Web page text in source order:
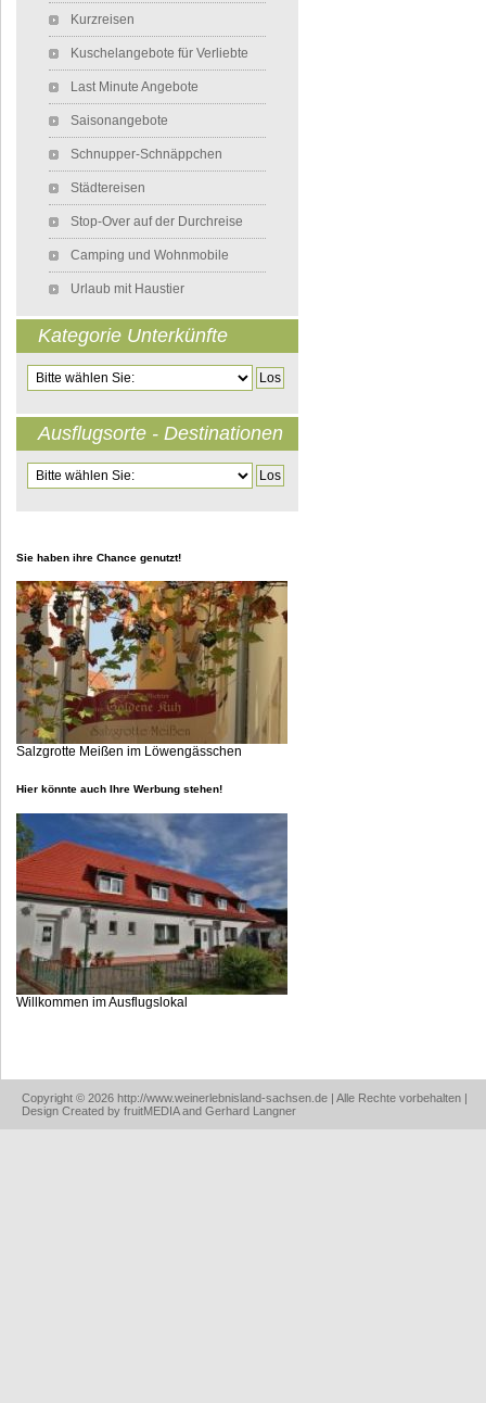
Kurzreisen
Kuschelangebote für Verliebte
Last Minute Angebote
Saisonangebote
Schnupper-Schnäppchen
Städtereisen
Stop-Over auf der Durchreise
Camping und Wohnmobile
Urlaub mit Haustier
Kategorie Unterkünfte
Zielseite
Ausflugsorte - Destinationen
Zielseite
Sie haben ihre Chance genutzt!
Salzgrotte Meißen im Löwengässchen
Hier könnte auch Ihre Werbung stehen!
Willkommen im Ausflugslokal
Copyright © 2026 http://www.weinerlebnisland-sachsen.de | Alle Rechte vorbehalten |
Design Created by fruitMEDIA and Gerhard Langner